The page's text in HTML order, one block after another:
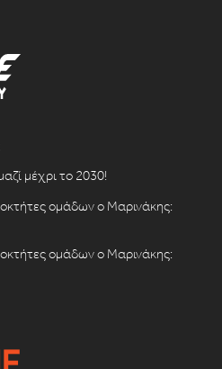
μέχρι το 2030!
ομάδων ο Μαρινάκης:
ομάδων ο Μαρινάκης: